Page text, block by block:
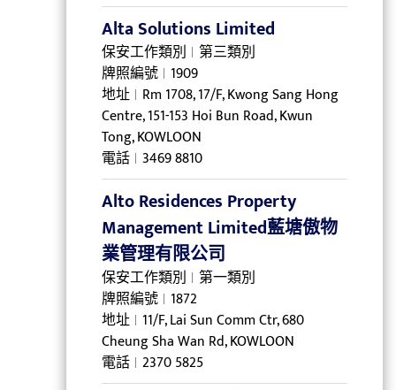
Alta Solutions Limited
保安工作類別 第三類別
牌照編號 1909
地址 Rm 1708, 17/F, Kwong Sang Hong
Centre, 151-153 Hoi Bun Road, Kwun
Tong, KOWLOON
電話 3469 8810
Alto Residences Property
Management Limited藍塘傲物
業管理有限公司
保安工作類別 第一類別
牌照編號 1872
地址 11/F, Lai Sun Comm Ctr, 680
Cheung Sha Wan Rd, KOWLOON
電話 2370 5825